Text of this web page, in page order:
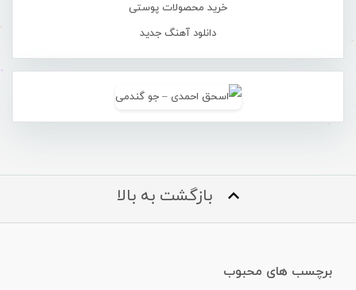
خرید محصولات پوستی
دانلود آهنگ جدید
بازگشت به بالا
برچسب های محبوب